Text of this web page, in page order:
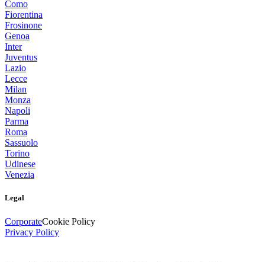
Como
Fiorentina
Frosinone
Genoa
Inter
Juventus
Lazio
Lecce
Milan
Monza
Napoli
Parma
Roma
Sassuolo
Torino
Udinese
Venezia
Legal
CorporateCookie Policy
Privacy Policy